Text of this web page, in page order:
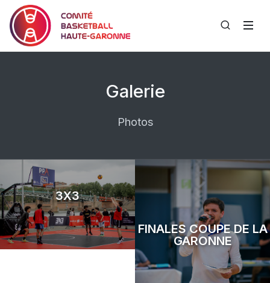
Galerie
Photos
3X3
FINALES COUPE DE LA
GARONNE